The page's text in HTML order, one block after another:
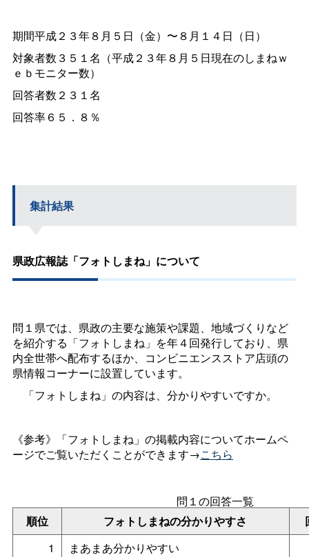
期間平成２３年８月５日（金）〜８月１４日（日）
対象者数３５１名（平成２３年８月５日現在のしまねｗ
ｅｂモニター数）
回答者数２３１名
回答率６５．８％
集計結果
県政広報誌「フォトしまね」について
問１県では、県政の主要な施策や課題、地域づくりなど
を紹介する「フォトしまね」を年４回発行しており、県
内全世帯へ配布するほか、コンビニエンスストア店頭の
県情報コーナーに設置しています。
「フォトしまね」の内容は、分かりやすいですか。
《参考》「フォトしまね」の掲載内容についてホームペ
ージでご覧いただくことができます→こちら
問１の回答一覧
順位
フォトしまねの分かりやすさ
1
まあまあ分かりやすい